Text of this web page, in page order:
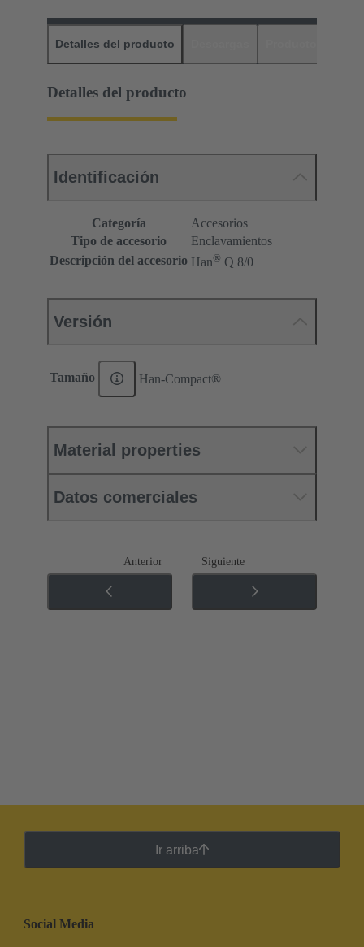
Detalles del producto
Detalles del producto
Identificación
Categoría
Accesorios
Tipo de accesorio
Enclavamientos
Descripción del accesorio Han® Q 8/0
Versión
Tamaño Han-Compact®
Material properties
Datos comerciales
Anterior Siguiente
Ir arriba
Social Media